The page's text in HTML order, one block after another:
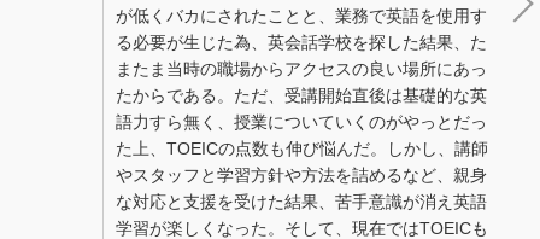
が低くバカにされたことと、業務で英語を使用す
る必要が生じた為、英会話学校を探した結果、た
またま当時の職場からアクセスの良い場所にあっ
たからである。ただ、受講開始直後は基礎的な英
語力すら無く、授業についていくのがやっとだっ
た上、TOEICの点数も伸び悩んだ。しかし、講師
やスタッフと学習方針や方法を詰めるなど、親身
な対応と支援を受けた結果、苦手意識が消え英語
学習が楽しくなった。そして、現在ではTOEICも